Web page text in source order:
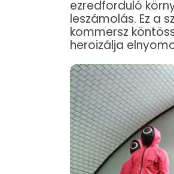
ezredforduló
leszámolás. Ez a
kommersz
heroizálja